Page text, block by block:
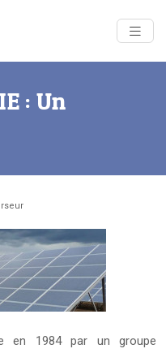
: Un
en 1984 par un groupe